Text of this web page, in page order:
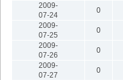
2009-
07-24
0
2009-
07-25
0
2009-
07-26
0
2009-
07-27
0